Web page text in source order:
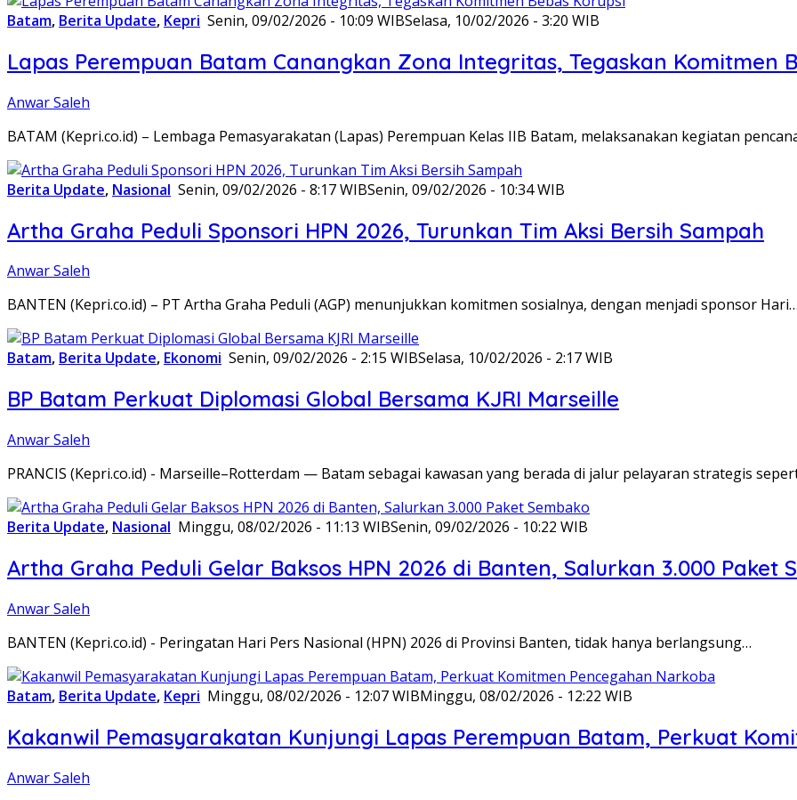
Batam, Berita Update, Kepri Senin, 09/02/2026 - 10:09 WIBSelasa, 10/02/2026 - 3:20 WIB
Lapas Perempuan Batam Canangkan Zona Integritas, Tegaskan Komitmen
Anwar Saleh
BATAM (Kepri.co.id) – Lembaga Pemasyarakatan (Lapas) Perempuan Kelas IIB Batam, melaksanakan kegiatan
Berita Update, Nasional Senin, 09/02/2026 - 8:17 WIBSenin, 09/02/2026 - 10:34 WIB
Artha Graha Peduli Sponsori HPN 2026, Turunkan Tim Aksi Bersih Sampah
Anwar Saleh
BANTEN (Kepri.co.id) – PT Artha Graha Peduli (AGP) menunjukkan komitmen sosialnya, dengan menjadi sponsor Hari…
Batam, Berita Update, Ekonomi Senin, 09/02/2026 - 2:15 WIBSelasa, 10/02/2026 - 2:17 WIB
BP Batam Perkuat Diplomasi Global Bersama KJRI Marseille
Anwar Saleh
PRANCIS (Kepri.co.id) - Marseille–Rotterdam — Batam sebagai kawasan yang berada di jalur pelayaran strategis
Berita Update, Nasional Minggu, 08/02/2026 - 11:13 WIBSenin, 09/02/2026 - 10:22 WIB
Artha Graha Peduli Gelar Baksos HPN 2026 di Banten, Salurkan 3.000 Paket
Anwar Saleh
BANTEN (Kepri.co.id) - Peringatan Hari Pers Nasional (HPN) 2026 di Provinsi Banten, tidak hanya berlangsung…
Batam, Berita Update, Kepri Minggu, 08/02/2026 - 12:07 WIBMinggu, 08/02/2026 - 12:22 WIB
Kakanwil Pemasyarakatan Kunjungi Lapas Perempuan Batam, Perkuat
Anwar Saleh